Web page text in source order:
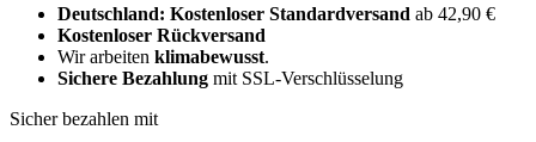
Deutschland: Kostenloser Standardversand ab 42,90 €
Kostenloser Rückversand
Wir arbeiten klimabewusst.
Sichere Bezahlung mit SSL-Verschlüsselung
Sicher bezahlen mit